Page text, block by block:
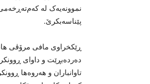
نموونەیەک لە
پێناسەبکرێ.
ڕێکخراوی مافی مرۆڤی
دەردەبڕێت و داوای
تاوانباران و هەروەها